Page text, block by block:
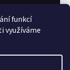
funkcí
využíváme